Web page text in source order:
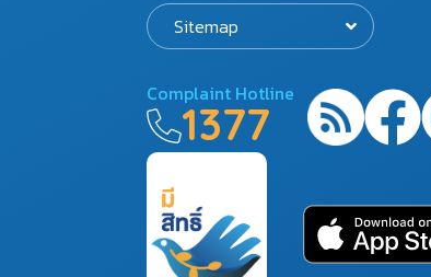
Sitemap
Complaint Hotline
1377